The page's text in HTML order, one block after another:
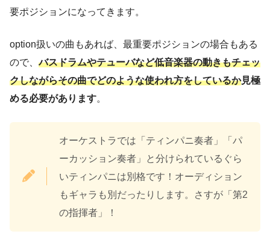
要ポジションになってきます。
option扱いの曲もあれば、最重要ポジションの場合もある
ので、バスドラムやテューバなど低音楽器の動きもチェッ
クしながらその曲でどのような使われ方をしているか見極
める必要があります。
オーケストラでは「ティンパニ奏者」「パ
ーカッション奏者」と分けられているぐら
いティンパニは別格です！オーディション
もギャラも別だったりします。さすが「第2
の指揮者」！